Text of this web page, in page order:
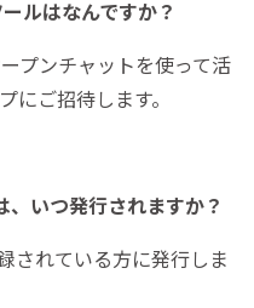
ルはなんですか？
プンチャットを使って活
にご招待します。
いつ発行されますか？
されている方に発行しま